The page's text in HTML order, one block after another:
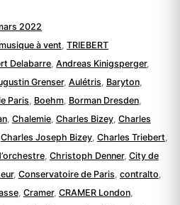
2022
à vent,TRIEBERT
Delabarre,Andreas Kinigsperger,
Grenser, Aulétris, Baryton,
Paris, Boehm, Borman Dresden,
, Chalemie, Charles Bizey, Charles
Charles Joseph Bizey, Charles Triebert,
, Christoph Denner, City de
, Conservatoire de Paris, contralto,
, Cramer, CRAMER London,